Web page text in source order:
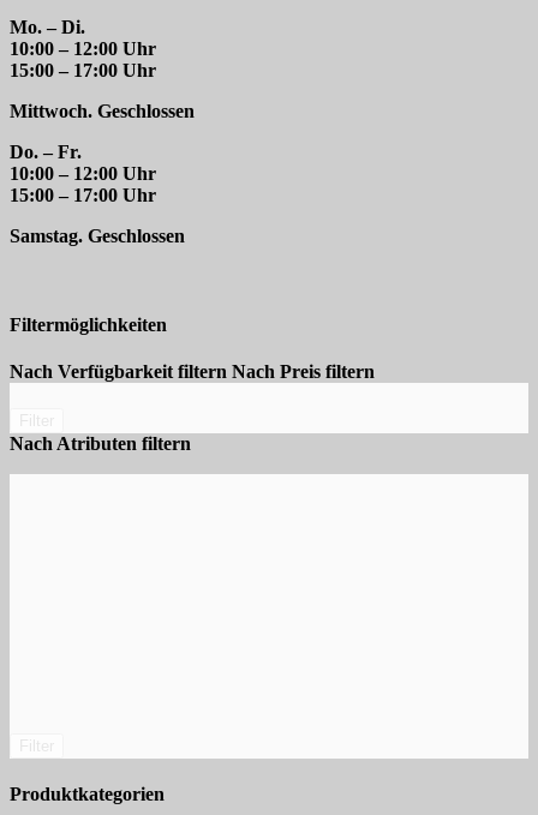
Mo. – Di.
10:00 – 12:00 Uhr
15:00 – 17:00 Uhr
Mittwoch. Geschlossen
Do. – Fr.
10:00 – 12:00 Uhr
15:00 – 17:00 Uhr
Samstag. Geschlossen
Filtermöglichkeiten
Nach Verfügbarkeit filtern Nach Preis filtern
Nach Atributen filtern
Produktkategorien